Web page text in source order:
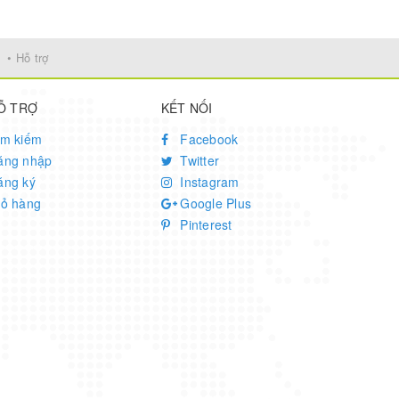
• Hỗ trợ
TRỢ
kiếm
nhập
ký
hàng
KẾT NỐI
Facebook
Twitter
Instagram
Google Plus
Pinterest